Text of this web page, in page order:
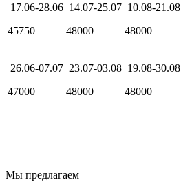
17.06-28.06
45750
14.07-25.07
48000
10.08-21.08
48000
26.06-07.07
47000
23.07-03.08
48000
19.08-30.08
48000
Мы предлагаем